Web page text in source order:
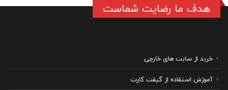
هدف ما رضایت شماست
خرید از سایت های خارجی
آموزش استفاده از گیفت کارت